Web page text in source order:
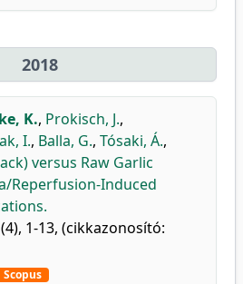
2018
K., Prokisch, J.,
I., Balla, G., Tósaki, Á.,
versus Raw Garlic
Reperfusion-Induced
1-13, (cikkazonosító:
Scopus